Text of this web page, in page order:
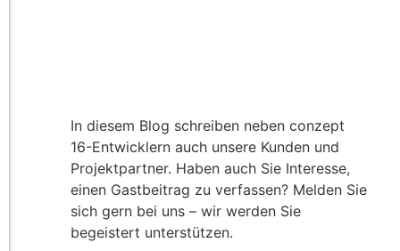
In diesem Blog schreiben neben conzept
16-Entwicklern auch unsere Kunden und
Projektpartner. Haben auch Sie Interesse,
einen Gastbeitrag zu verfassen? Melden Sie
sich gern bei uns – wir werden Sie
begeistert unterstützen.